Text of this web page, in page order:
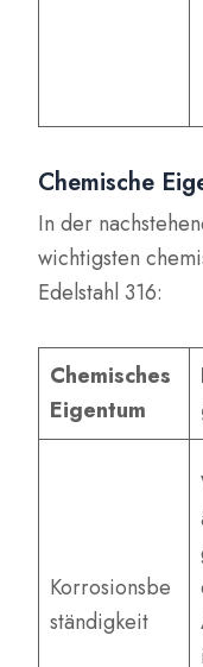
Chemische
In der
wichtigsten
Edelstahl 316:
Chemisches
Eigentum
Korrosionsbe
ständigkeit